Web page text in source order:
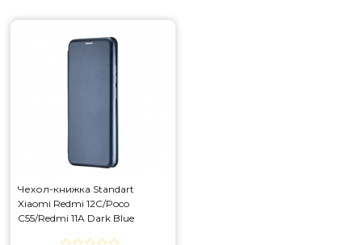
Чехол-книжка Standart
Xiaomi Redmi 12C/Poco
C55/Redmi 11A Dark Blue